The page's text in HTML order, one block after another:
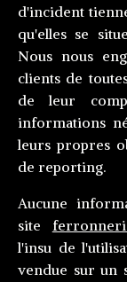
d'incident
qu'elles se
Nous nous
clients de
de leur
informations
leurs propres
de reporting.
Aucune
site
l'insu de
vendue sur un